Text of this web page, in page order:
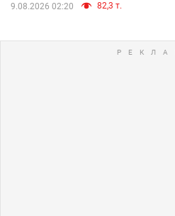
9.08.2026 02:20 82,3 т.